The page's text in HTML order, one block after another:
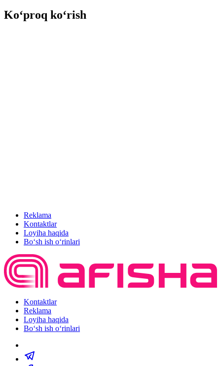
Ko‘proq ko‘rish
Reklama
Kontaktlar
Loyiha haqida
Bo‘sh ish o‘rinlari
Kontaktlar
Reklama
Loyiha haqida
Bo‘sh ish o‘rinlari